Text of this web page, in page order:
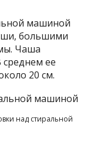
машиной
большими
Чаша
среднем ее
20 см.
над стиральной